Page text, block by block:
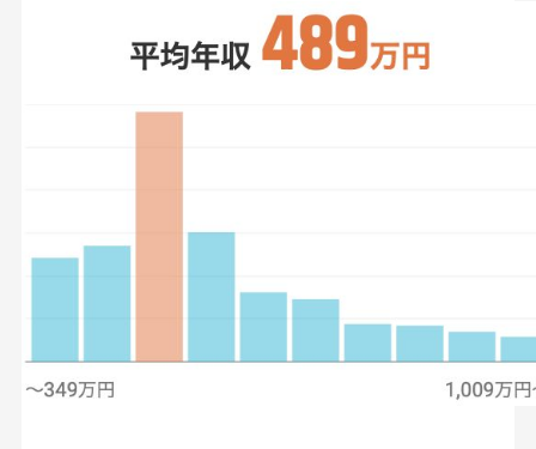
リクルートダイレクトスカウト｜株式会社リク
ルートキャリア
レバテックキャリア｜レバレジーズ株式会社
エンジニア就活｜シンクトワイス株式会社